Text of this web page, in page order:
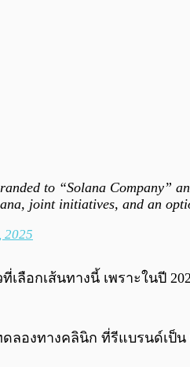
to “Solana Company”
joint initiatives, and an
2025
ที่เลือกเส้นทางนี้ เพราะใน
ลองทางคลินิก ที่รีแบรนด์เป็